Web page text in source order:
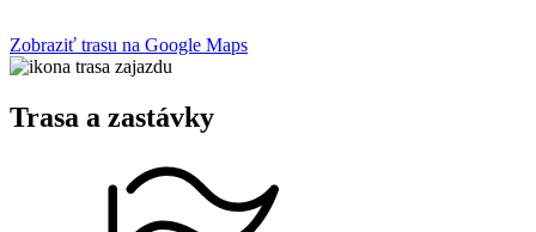
Zobraziť trasu na Google Maps
Trasa a zastávky